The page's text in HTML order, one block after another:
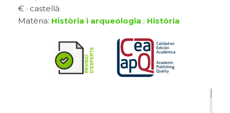
€ · castellà
Matèria: Història i arqueologia : Història